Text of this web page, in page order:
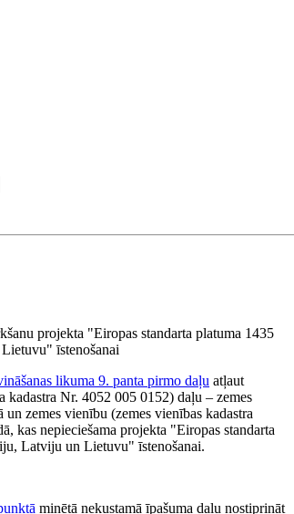
projekta "Eiropas standarta platuma 1435
īstenošanai
likuma 9. panta pirmo daļu atļaut
kadastra Nr. 4052 005 0152) daļu – zemes
zemes vienību (zemes vienības kadastra
kas nepieciešama projekta "Eiropas standarta
Latviju un Lietuvu" īstenošanai.
minētā nekustamā īpašuma daļu nostiprināt